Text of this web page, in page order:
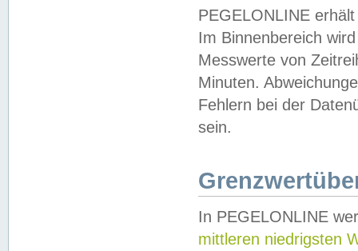
PEGELONLINE
Im Binnenbereich
Messwerte von
Minuten.
Fehlern bei der
sein.
In PEGELONLINE
mittleren niedrigsten